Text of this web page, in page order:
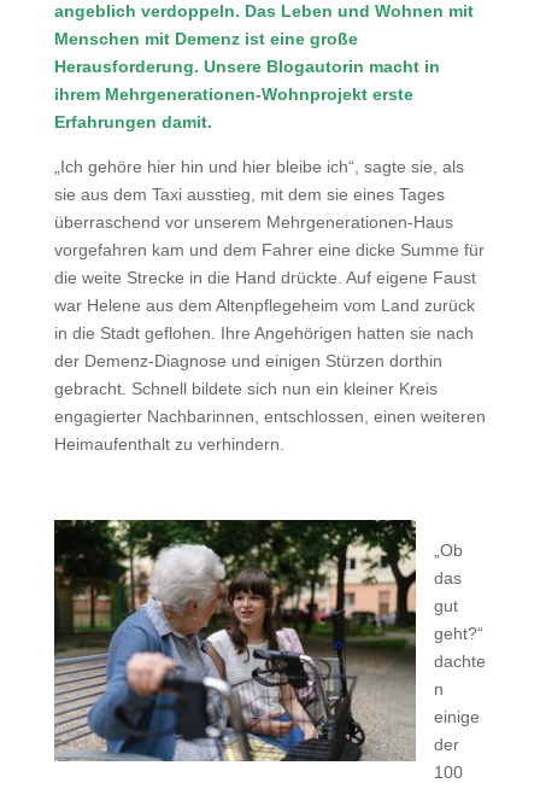
angeblich verdoppeln. Das Leben und Wohnen mit
Menschen mit Demenz ist eine große
Herausforderung. Unsere Blogautorin macht in
ihrem Mehrgenerationen-Wohnprojekt erste
Erfahrungen damit.
„Ich gehöre hier hin und hier bleibe ich“, sagte sie, als
sie aus dem Taxi ausstieg, mit dem sie eines Tages
überraschend vor unserem Mehrgenerationen-Haus
vorgefahren kam und dem Fahrer eine dicke Summe für
die weite Strecke in die Hand drückte. Auf eigene Faust
war Helene aus dem Altenpflegeheim vom Land zurück
in die Stadt geflohen. Ihre Angehörigen hatten sie nach
der Demenz-Diagnose und einigen Stürzen dorthin
gebracht. Schnell bildete sich nun ein kleiner Kreis
engagierter Nachbarinnen, entschlossen, einen weiteren
Heimaufenthalt zu verhindern.
„Ob
das
gut
geht?“
dachte
n
einige
der
100